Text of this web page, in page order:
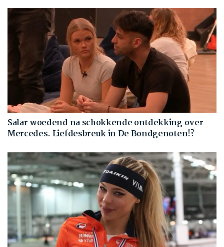
Salar woedend na schokkende ontdekking over
Mercedes. Liefdesbreuk in De Bondgenoten!?